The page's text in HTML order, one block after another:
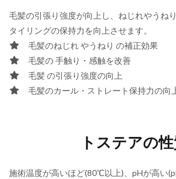
毛髪の引張り強度が向上し、ねじれやうね
タイリングの保持力を向上させます。
毛髪のねじれ やうねり の補正効果
毛髪の 手触り・感触を改善
毛髪 の引張り強度の向上
毛髪のカール・ストレート保持力の向
トステアの
施術温度が高いほど(80℃以上)、pHが高い